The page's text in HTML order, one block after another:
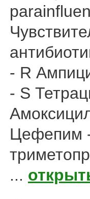
- R
- S
Цефепим
...